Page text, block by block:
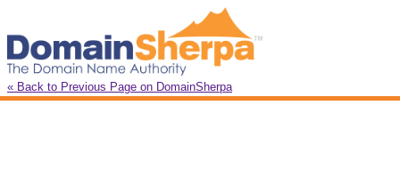
« Back to Previous Page on DomainSherpa